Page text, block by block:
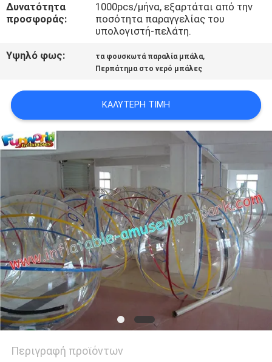
Δυνατότητα
προσφοράς:
1000pcs/μήνα, εξαρτάται από την
ποσότητα παραγγελίας του
υπολογιστή-πελάτη.
Υψηλό φως:
τα φουσκωτά παραλία μπάλα,
Περπάτημα στο νερό μπάλες
ΚΑΛΎΤΕΡΗ ΤΙΜΉ
Περιγραφή προϊόντων